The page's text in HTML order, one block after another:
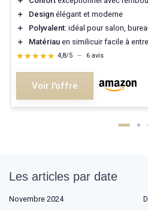
＋
Design élégant et moderne
＋
Polyvalent: idéal pour salon,
＋
Matériau en similicuir facile à
★★★★★
★★★★★ 4,8/5 — 6 avis
Voir l'offre
Les articles par date
Novembre 2024